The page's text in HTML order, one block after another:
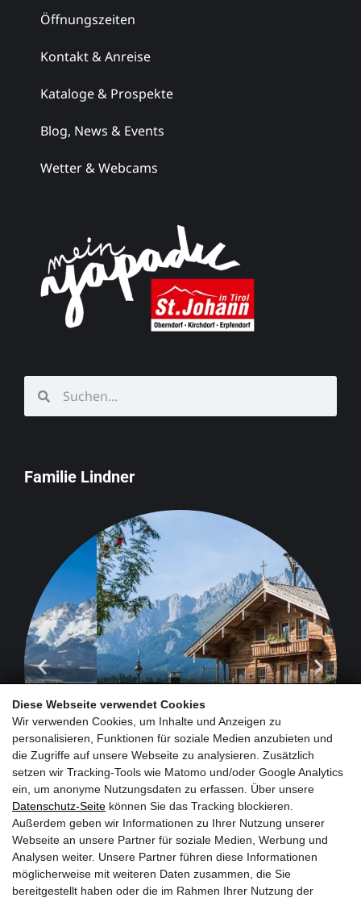
Diese Webseite verwendet Cookies
Wir verwenden Cookies, um Inhalte und Anzeigen zu
personalisieren, Funktionen für soziale Medien anzubieten und
die Zugriffe auf unsere Webseite zu analysieren. Zusätzlich
setzen wir Tracking-Tools wie Matomo und/oder Google Analytics
ein, um anonyme Nutzungsdaten zu erfassen. Über unsere
Datenschutz-Seite können Sie das Tracking blockieren.
Außerdem geben wir Informationen zu Ihrer Nutzung unserer
Webseite an unsere Partner für soziale Medien, Werbung und
Analysen weiter. Unsere Partner führen diese Informationen
möglicherweise mit weiteren Daten zusammen, die Sie
bereitgestellt haben oder die im Rahmen Ihrer Nutzung der
Öffnungszeiten
Kontakt & Anreise
Kataloge & Prospekte
Blog, News & Events
Wetter & Webcams
Familie Lindner